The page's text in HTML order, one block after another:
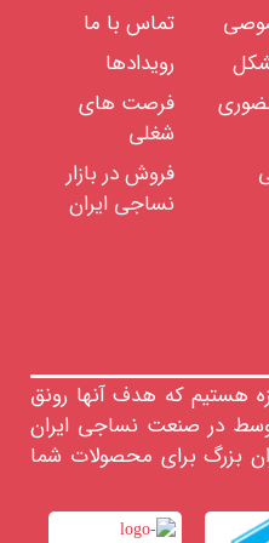
تماس با ما
رویدادها
فرصت های
شغلی
فروش در بازار
نساجی ایران
هستیم که هدف آنها رونق
در صنعت نساجی ایران
بزرگ برای محصولات شما